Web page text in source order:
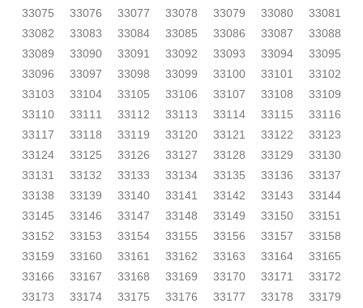
33075
33076 33077 33078 33079 33080
33081
33082
33083 33084 33085 33086 33087
33088
33089
33090 33091 33092 33093 33094
33095
33096
33097 33098 33099 33100 33101
33102
33103
33104 33105 33106 33107 33108
33109
33110
33111 33112 33113 33114 33115
33116
33117
33118 33119 33120 33121 33122
33123
33124
33125 33126 33127 33128 33129
33130
33131
33132 33133 33134 33135 33136
33137
33138
33139 33140 33141 33142 33143
33144
33145
33146 33147 33148 33149 33150
33151
33152
33153 33154 33155 33156 33157
33158
33159
33160 33161 33162 33163 33164
33165
33166
33167 33168 33169 33170 33171
33172
33173
33174 33175 33176 33177 33178
33179